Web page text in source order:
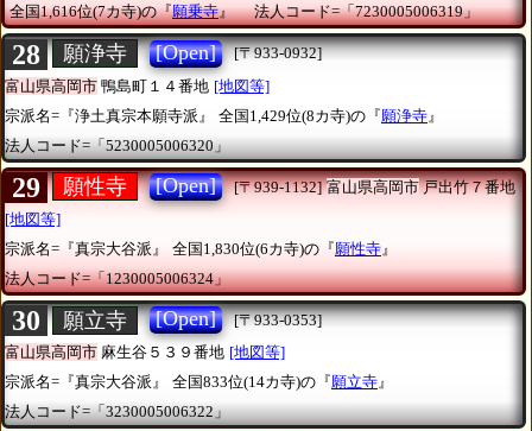
全国1,616位(7カ寺)の『願乗寺』 法人コード=「7230005006319」
28 願浄寺 [Open]
[〒933-0932]
富山県高岡市 鴨島町１４番地 [地図等]
宗派名=『浄土真宗本願寺派』
全国1,429位(8カ寺)の『願浄寺 』
法人コード=「5230005006320」
29 願性寺 [Open] [〒939-1132] 富山県高岡市戸出竹７番地
[地図等]
宗派名=『真宗大谷派』
全国1,830位(6カ寺)の『 願性寺 』
法人コード=「1230005006324」
30 願立寺 [Open]
[〒933-0353]
富山県高岡市 麻生谷５３９番地 [地図等]
宗派名=『真宗大谷派』
全国833位(14カ寺)の『願立寺』
法人コード=「3230005006322」